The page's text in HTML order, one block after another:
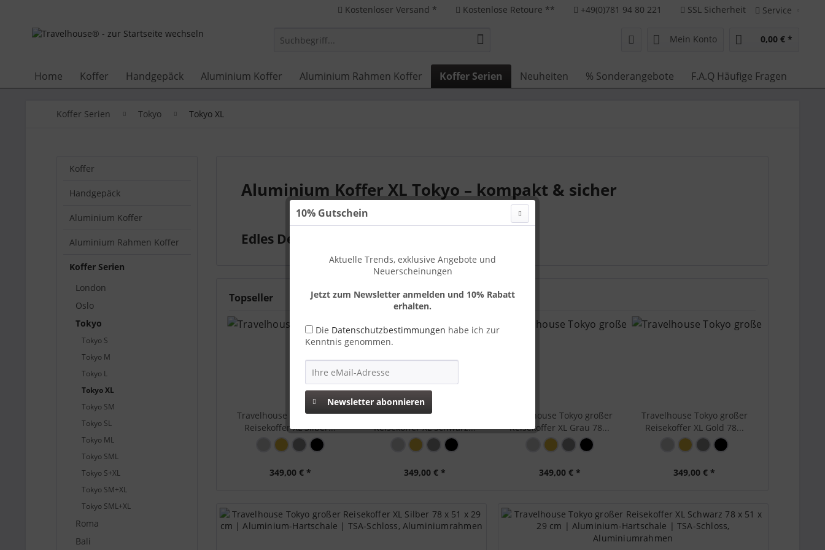
Service
Kostenloser Versand * Kostenlose Retoure ** +49(0)781 94 80 221 SSL Sicherheit
Mein Konto 0,00 € *
Home Koffer Handgepäck Aluminium Koffer Aluminium Rahmen Koffer Koffer Serien Neuheiten % Sonderangebote F.A.Q Häufige Fragen
Koffer Serien Tokyo Tokyo XL
Koffer
Handgepäck
Aluminium Koffer
Aluminium Rahmen Koffer
Koffer Serien
London
Oslo
Tokyo
Tokyo S
Tokyo M
Tokyo L
Tokyo XL
Tokyo SM
Tokyo SL
Tokyo ML
Tokyo SML
Tokyo S+XL
Tokyo SM+XL
Tokyo SML+XL
Roma
Bali
Aluminium Koffer XL Tokyo – kompakt & sicher
Edles Design & hohe Funktionalität Tokyo XL
Topseller
Travelhouse Tokyo großer
Reisekoffer XL Silber...
349,00 € *
Travelhouse Tokyo großer
Reisekoffer XL Schwarz...
349,00 € *
Travelhouse Tokyo großer
Reisekoffer XL Grau 78...
349,00 € *
Travelhouse Tokyo großer
Reisekoffer XL Gold 78...
349,00 € *
10% Gutschein
Aktuelle Trends, exklusive Angebote und
Neuerscheinungen
Jetzt zum Newsletter anmelden und 10% Rabatt
erhalten.
Die Datenschutzbestimmungen habe ich zur
Kenntnis genommen.
Newsletter abonnieren